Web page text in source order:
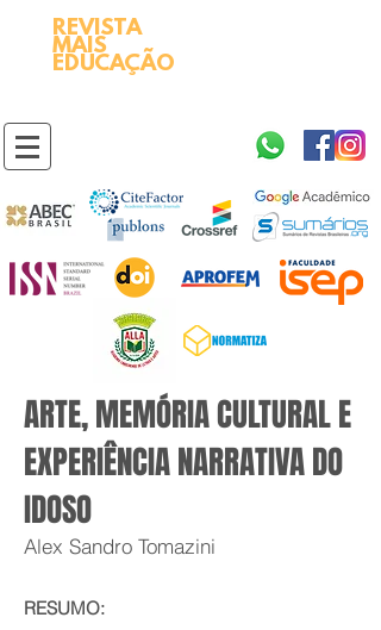
REVISTA
MAIS
EDUCAÇÃO
ARTE, MEMÓRIA CULTURAL E
EXPERIÊNCIA NARRATIVA DO
IDOSO
Alex Sandro Tomazini
RESUMO: